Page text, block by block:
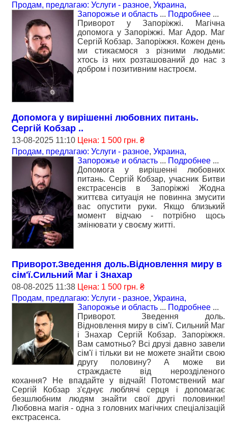
Продам, предлагаю: Услуги - разное, Украина,
Запорожье и область ... Подробнее ...
Приворот у Запоріжжі. Магічна
допомога у Запоріжжі. Маг Адор. Маг
Сергій Кобзар. Запоріжжя. Кожен день
ми стикаємося з різними людьми:
хтось із них розташований до нас з
добром і позитивним настроєм.
Допомога у вирішенні любовних питань.
Сергій Кобзар ..
13-08-2025 11:10 Цена: 1 500 грн. ₴
Продам, предлагаю: Услуги - разное, Украина,
Запорожье и область ... Подробнее ...
Допомога у вирішенні любовних
питань. Сергій Кобзар, учасник Битви
екстрасенсів в Запоріжжі Жодна
життєва ситуація не повинна змусити
вас опустити руки. Якщо близький
момент відчаю - потрібно щось
змінювати у своєму житті.
Приворот.Зведення доль.Відновлення миру в
сім'ї.Сильний Маг і Знахар
08-08-2025 11:38 Цена: 1 500 грн. ₴
Продам, предлагаю: Услуги - разное, Украина,
Запорожье и область ... Подробнее ...
Приворот. Зведення доль.
Відновлення миру в сім'ї. Сильний Маг
і Знахар Сергій Кобзар. Запоріжжя.
Вам самотньо? Всі друзі давно завели
сім'ї і тільки ви не можете знайти свою
другу половину? А може ви
страждаєте від нерозділеного
кохання? Не впадайте у відчай! Потомствений маг
Сергій Кобзар з'єднує люблячі серця і допомагає
безшлюбним людям знайти свої другі половинки!
Любовна магія - одна з головних магічних спеціалізацій
екстрасенса.